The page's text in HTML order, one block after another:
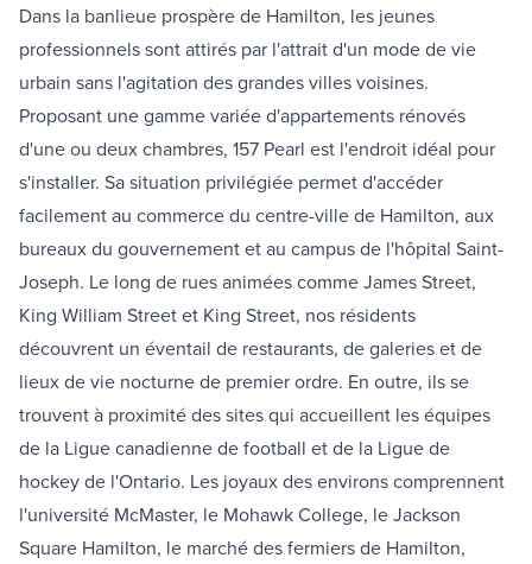
Dans la banlieue prospère de Hamilton, les jeunes
professionnels sont attirés par l'attrait d'un mode de vie
urbain sans l'agitation des grandes villes voisines.
Proposant une gamme variée d'appartements rénovés
d'une ou deux chambres, 157 Pearl est l'endroit idéal pour
s'installer. Sa situation privilégiée permet d'accéder
facilement au commerce du centre-ville de Hamilton, aux
bureaux du gouvernement et au campus de l'hôpital Saint-
Joseph. Le long de rues animées comme James Street,
King William Street et King Street, nos résidents
découvrent un éventail de restaurants, de galeries et de
lieux de vie nocturne de premier ordre. En outre, ils se
trouvent à proximité des sites qui accueillent les équipes
de la Ligue canadienne de football et de la Ligue de
hockey de l'Ontario. Les joyaux des environs comprennent
l'université McMaster, le Mohawk College, le Jackson
Square Hamilton, le marché des fermiers de Hamilton,